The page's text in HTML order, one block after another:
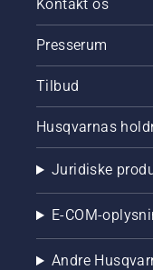
Kontakt os
Presserum
Tilbud
Husqvarnas
Juridiske
E-COM-
Andre